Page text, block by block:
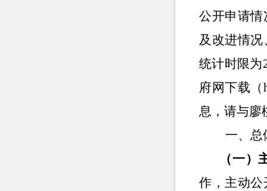
公开申请
及改进情
统计时限为
府网下载（
息，请与廖
一、总
（一）
作，主动